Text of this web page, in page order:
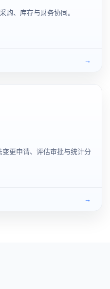
购、库存与财务协同。
→
更申请、评估审批与统计分
→